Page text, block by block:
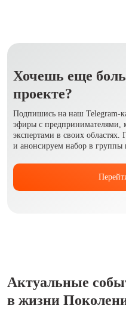
Хочешь еще
проекте?
Подпишись на наш Telegram-
эфиры с
экспертами в своих
и анонсируем набор в группы
Актуальные
в жизни